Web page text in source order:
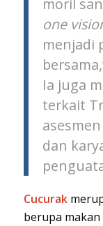
moril
one
menjadi
Ia juga
terkait
dan
Cucurak
berupa